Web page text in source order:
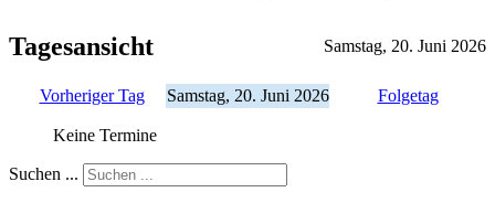
Tagesansicht Samstag, 20. Juni 2026
Vorheriger Tag Samstag, 20. Juni 2026 Folgetag
Keine Termine
Suchen ...